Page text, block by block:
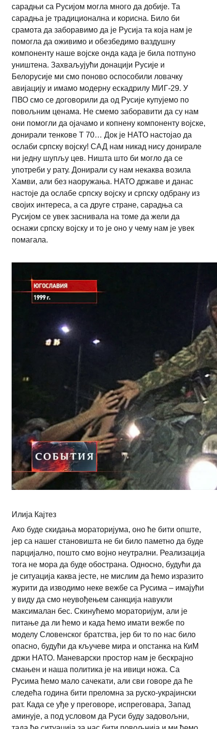
сарадњи са Русијом могла много да добије. Та
сарадња је традиционална и корисна. Било би
срамота да заборавимо да је Русија та која нам је
помогла да оживимо и обезбедимо ваздушну
компоненту наше војске онда када је била потпуно
уништена. Захваљујући донацији Русије и
Белорусије ми смо поново оспособили ловачку
авијацију и имамо модерну ескадрилу МИГ-29. У
ПВО смо се договорили да од Русије купујемо по
повољним ценама. Не смемо заборавити да су нам
они помогли да ојачамо и копнену компоненту војске,
донирали тенкове Т 70… Док је НАТО настојао да
ослаби српску војску! САД нам никад нису донирале
ни једну шупљу цев. Ништа што би могло да се
употреби у рату. Донирали су нам некаква возила
Хамви, али без наоружања. НАТО државе и данас
настоје да ослабе српску војску и српску одбрану из
својих интереса, а са друге стране, сарадња са
Русијом се увек заснивала на томе да жели да
оснажи српску војску и то је оно у чему нам је увек
помагала.
Илија Кајтез
Ако буде скидања мораторијума, оно ће бити опште,
јер са нашег становишта не би било паметно да буде
парцијално, пошто смо војно неутрални. Реализација
тога не мора да буде обострана. Односно, будући да
је ситуација каква јесте, не мислим да ћемо изразито
журити да изводимо неке вежбе са Русима – имајући
у виду да смо неувођењем санкција навукли
максималан бес. Скинућемо мораторијум, али је
питање да ли ћемо и када ћемо имати вежбе по
моделу Словенског братства, јер би то по нас било
опасно, будући да кључеве мира и опстанка на КиМ
држи НАТО. Маневарски простор нам је бескрајно
смањен и наша политика је на ивици ножа. Са
Русима ћемо мало сачекати, али сви говоре да ће
следећа година бити преломна за руско-украјински
рат. Када се уђе у преговоре, испреговара, Запад
аминује, а под условом да Руси буду задовољни,